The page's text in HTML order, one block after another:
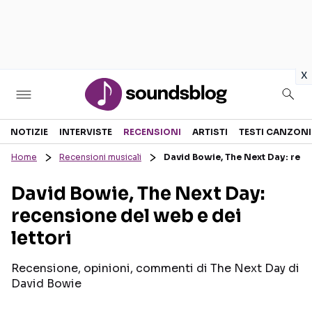
x
Sezioni
RECENSIONI MUSICALI
INTERVISTE
GOSSIP E CURIOSITÀ
TESTI CANZONI
TOUR ED EVENTI
NOTIZIE INTERVISTE RECENSIONI ARTISTI TESTI CANZONI
Home Recensioni musicali David Bowie, The Next Day:
David Bowie, The Next Day:
recensione del web e dei
lettori
Recensione, opinioni, commenti di The Next Day di
David Bowie